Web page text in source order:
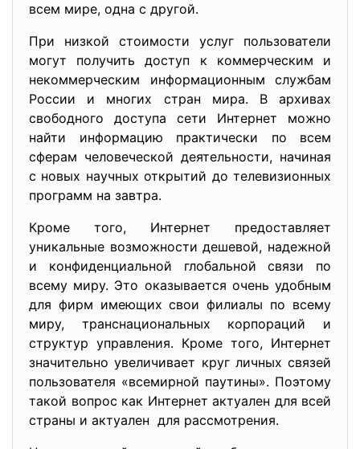
всем мире, одна с другой.
При низкой стоимости услуг пользователи
могут получить доступ к коммерческим и
некоммерческим информационным службам
России и многих стран мира. В архивах
свободного доступа сети Интернет можно
найти информацию практически по всем
сферам человеческой деятельности, начиная
с новых научных открытий до телевизионных
программ на завтра.
Кроме того, Интернет предоставляет
уникальные возможности дешевой, надежной
и конфиденциальной глобальной связи по
всему миру. Это оказывается очень удобным
для фирм имеющих свои филиалы по всему
миру, транснациональных корпораций и
структур управления. Кроме того, Интернет
значительно увеличивает круг личных связей
пользователя «всемирной паутины». Поэтому
такой вопрос как Интернет актуален для всей
страны и актуален для рассмотрения.